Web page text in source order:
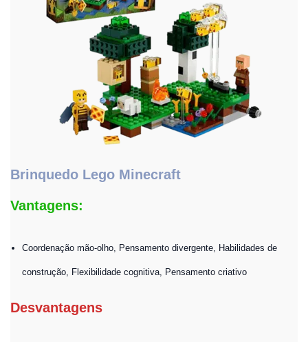
Brinquedo Lego Minecraft
Vantagens:
Coordenação mão-olho, Pensamento divergente, Habilidades de
construção, Flexibilidade cognitiva, Pensamento criativo
Desvantagens